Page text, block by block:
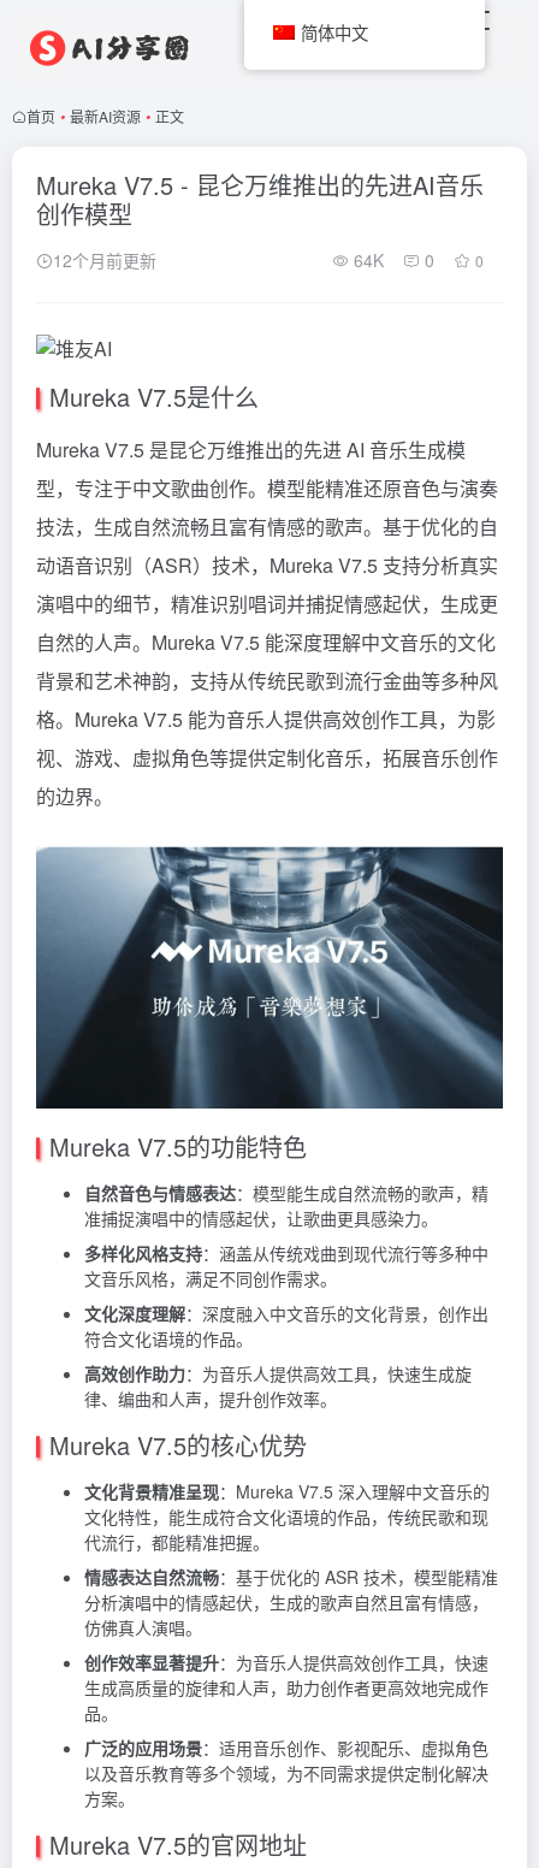
首页 • 最新AI资源 • 正文
Mureka V7.5 - 昆仑万维推出的先进AI音乐
创作模型
12个月前更新 64K 0 0
Mureka V7.5是什么
Mureka V7.5 是昆仑万维推出的先进 AI 音乐生成模
型，专注于中文歌曲创作。模型能精准还原音色与演奏
技法，生成自然流畅且富有情感的歌声。基于优化的自
动语音识别（ASR）技术，Mureka V7.5 支持分析真实
演唱中的细节，精准识别唱词并捕捉情感起伏，生成更
自然的人声。Mureka V7.5 能深度理解中文音乐的文化
背景和艺术神韵，支持从传统民歌到流行金曲等多种风
格。Mureka V7.5 能为音乐人提供高效创作工具，为影
视、游戏、虚拟角色等提供定制化音乐，拓展音乐创作
的边界。
Mureka V7.5的功能特色
自然音色与情感表达：模型能生成自然流畅的歌声，精
准捕捉演唱中的情感起伏，让歌曲更具感染力。
多样化风格支持：涵盖从传统戏曲到现代流行等多种中
文音乐风格，满足不同创作需求。
文化深度理解：深度融入中文音乐的文化背景，创作出
符合文化语境的作品。
高效创作助力：为音乐人提供高效工具，快速生成旋
律、编曲和人声，提升创作效率。
Mureka V7.5的核心优势
文化背景精准呈现：Mureka V7.5 深入理解中文音乐的
文化特性，能生成符合文化语境的作品，传统民歌和现
代流行，都能精准把握。
情感表达自然流畅：基于优化的 ASR 技术，模型能精准
分析演唱中的情感起伏，生成的歌声自然且富有情感，
仿佛真人演唱。
创作效率显著提升：为音乐人提供高效创作工具，快速
生成高质量的旋律和人声，助力创作者更高效地完成作
品。
广泛的应用场景：适用音乐创作、影视配乐、虚拟角色
以及音乐教育等多个领域，为不同需求提供定制化解决
方案。
Mureka V7.5的官网地址
简体中文